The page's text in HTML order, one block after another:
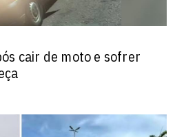
cair de moto e sofrer